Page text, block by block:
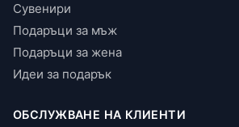
Сувенири
Подаръци за мъж
Подаръци за жена
Идеи за подарък
ОБСЛУЖВАНЕ НА КЛИЕНТИ